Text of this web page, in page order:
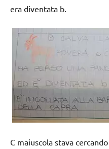
era diventata b.
C maiuscola stava